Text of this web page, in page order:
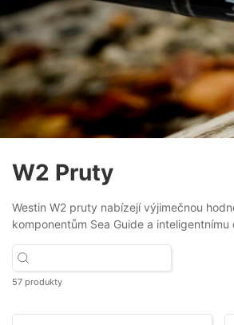
W2 Pruty
Westin W2 pruty nabízejí výjimečnou
komponentům Sea Guide a
57 produkty